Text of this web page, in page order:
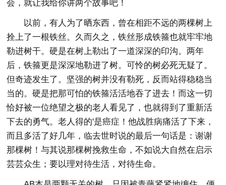
会，就让我给你讲两个故事吧！
以前，有人为了晒东西，曾在相距不远的两棵树上
拴上了一根铁丝。久而久之，铁丝形成铁箍也就牢牢地
勒进树干。硬是在树上勒出了一道深深的印沟。两年
后，铁箍更是深深地勒进了树。可怜的树必死无疑了。
但奇迹发生了。坚强的树并没有勒死，反而站得稳稳当
当的。硬是把那可怕的铁箍活活地吞了进去！而这一切
恰好被一位绝望之极的老人看见了，也就得到了重新活
下去的勇气。老人得的'是癌症！他战胜病痛活了下来，
而且多活了好几年，临去世时说的最后一句话是：谢谢
那棵树！与其说那棵树挽救生命，不如说大自然在启示
芸芸众生；要以理对待生活，对待生命。